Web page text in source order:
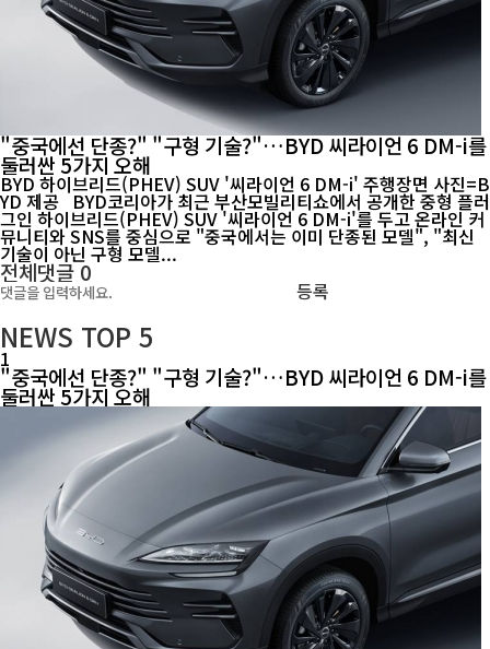
"중국에선 단종?" "구형 기술?"…BYD 씨라이언 6 DM-i를
둘러싼 5가지 오해
BYD 하이브리드(PHEV) SUV '씨라이언 6 DM-i' 주행장면 사진=B
YD 제공 BYD코리아가 최근 부산모빌리티쇼에서 공개한 중형 플러
그인 하이브리드(PHEV) SUV '씨라이언 6 DM-i'를 두고 온라인 커
뮤니티와 SNS를 중심으로 "중국에서는 이미 단종된 모델", "최신
기술이 아닌 구형 모델...
전체댓글0
등록
NEWS TOP 5
1
"중국에선 단종?" "구형 기술?"…BYD 씨라이언 6 DM-i를
둘러싼 5가지 오해